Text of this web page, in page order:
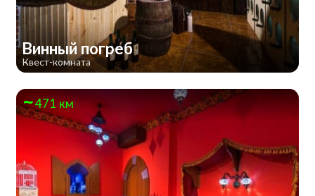
Винный погреб
Квест-комната
471 км